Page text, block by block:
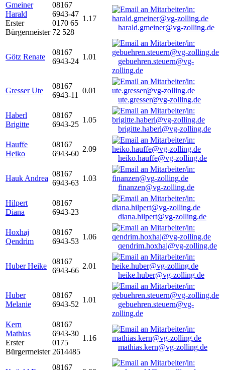
Gmeiner
Harald
Erster
Bürgermeister
08167
6943-47
0170 65
72 528
1.17
harald.gmeiner@vg-zolling.de
Götz Renate
08167
6943-24
1.01
gebuehren.steuern@vg-
zolling.de
Gresser Ute
08167
6943-11
0.01
ute.gresser@vg-zolling.de
Haberl
Brigitte
08167
6943-25
1.05
brigitte.haberl@vg-zolling.de
Hauffe
Heiko
08167
6943-60
2.09
heiko.hauffe@vg-zolling.de
Hauk Andrea
08167
6943-63
1.03
finanzen@vg-zolling.de
Hilpert
Diana
08167
6943-23
diana.hilpert@vg-zolling.de
Hoxhaj
Qendrim
08167
6943-53
1.06
qendrim.hoxhaj@vg-zolling.de
Huber Heike
08167
6943-66
2.01
heike.huber@vg-zolling.de
Huber
Melanie
08167
6943-52
1.01
gebuehren.steuern@vg-
zolling.de
Kern
Mathias
Erster
Bürgermeister
08167
6943-30
0175
2614485
1.16
mathias.kern@vg-zolling.de
08167